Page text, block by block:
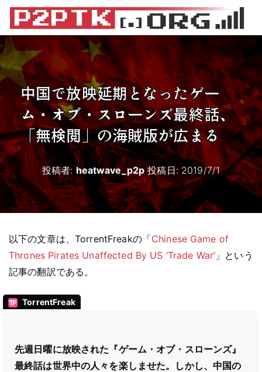
中国で放映延期となったゲー
ム・オブ・スローンズ最終話、
「無検閲」の海賊版が広まる
投稿者: heatwave_p2p 投稿日: 2019/7/1
以下の文章は、TorrentFreakの「Chinese Game of
Thrones Pirates Unaffected By US ‘Trade War’ 」という
記事の翻訳である。
TorrentFreak
先週日曜に放映された『ゲーム・オブ・スローンズ』
最終話は世界中の人々を楽しませた。しかし、中国の